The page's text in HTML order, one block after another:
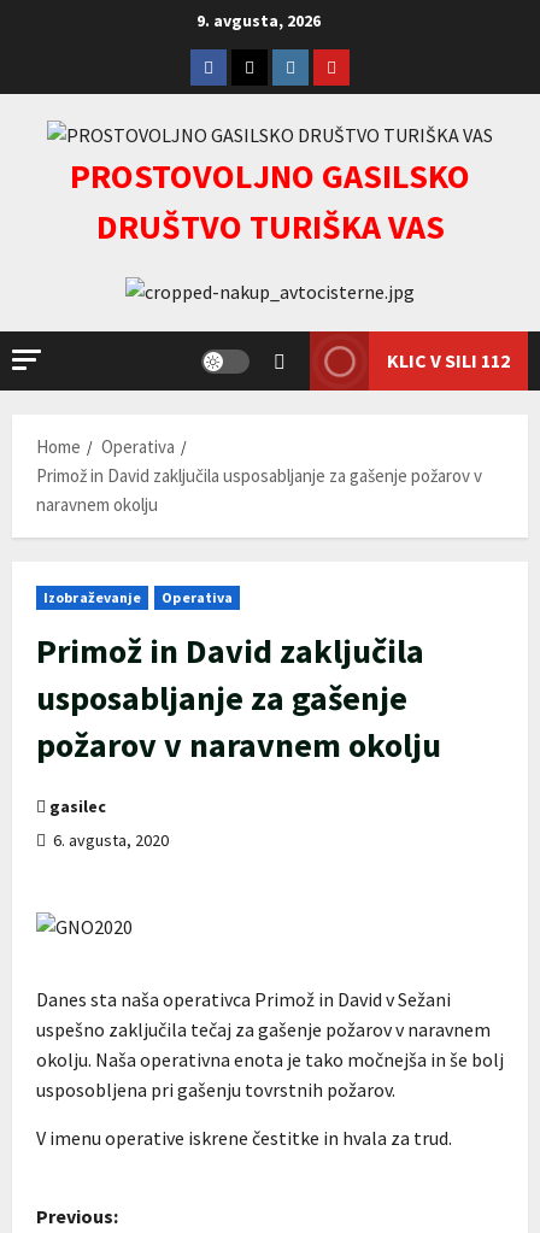
9. avgusta, 2026
Facebook
TwitterInstagram
youtube
PROSTOVOLJNO GASILSKO
DRUŠTVO TURIŠKA VAS
KLIC V SILI 112
Home
Operativa
Primož in David zaključila usposabljanje za gašenje požarov v
naravnem okolju
Izobraževanje Operativa
Primož in David zaključila
usposabljanje za gašenje
požarov v naravnem okolju
gasilec
6. avgusta, 2020
Danes sta naša operativca Primož in David v Sežani
uspešno zaključila tečaj za gašenje požarov v naravnem
okolju. Naša operativna enota je tako močnejša in še bolj
usposobljena pri gašenju tovrstnih požarov.
V imenu operative iskrene čestitke in hvala za trud.
P
Previous: